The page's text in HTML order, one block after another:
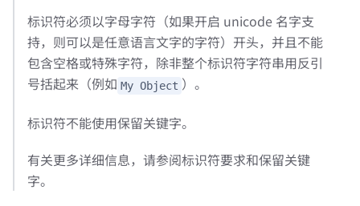
标识符必须以字母字符（如果开启 unicode 名字支
持，则可以是任意语言文字的字符）开头，并且不能
包含空格或特殊字符，除非整个标识符字符串用反引
号括起来（例如 My Object ）。
标识符不能使用保留关键字。
有关更多详细信息，请参阅标识符要求和保留关键
字。